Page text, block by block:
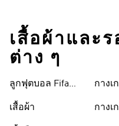
เสื้อผ้าและร
ต่าง ๆ
ลูกฟุตบอล Fifa
เสื้อผ้า
กางเ
กางเ